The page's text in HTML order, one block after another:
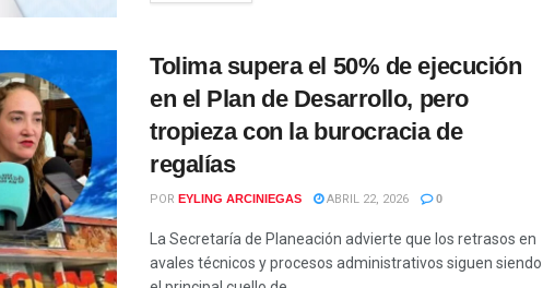
Tolima supera el 50% de ejecución
en el Plan de Desarrollo, pero
tropieza con la burocracia de
regalías
POR EYLING ARCINIEGAS ABRIL 22, 2026 0
La Secretaría de Planeación advierte que los retrasos en
avales técnicos y procesos administrativos siguen siendo